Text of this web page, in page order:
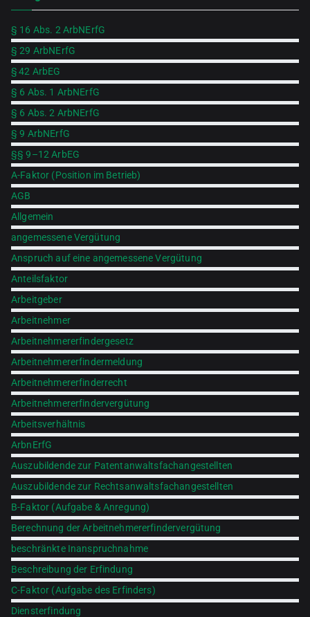
§ 16 Abs. 2 ArbNErfG
§ 29 ArbNErfG
§ 42 ArbEG
§ 6 Abs. 1 ArbNErfG
§ 6 Abs. 2 ArbNErfG
§ 9 ArbNErfG
§§ 9–12 ArbEG
A-Faktor (Position im Betrieb)
AGB
Allgemein
angemessene Vergütung
Anspruch auf eine angemessene Vergütung
Anteilsfaktor
Arbeitgeber
Arbeitnehmer
Arbeitnehmererfindergesetz
Arbeitnehmererfindermeldung
Arbeitnehmererfinderrecht
Arbeitnehmererfindervergütung
Arbeitsverhältnis
ArbnErfG
Auszubildende zur Patentanwaltsfachangestellten
Auszubildende zur Rechtsanwaltsfachangestellten
B-Faktor (Aufgabe & Anregung)
Berechnung der Arbeitnehmererfindervergütung
beschränkte Inanspruchnahme
Beschreibung der Erfindung
C-Faktor (Aufgabe des Erfinders)
Diensterfindung